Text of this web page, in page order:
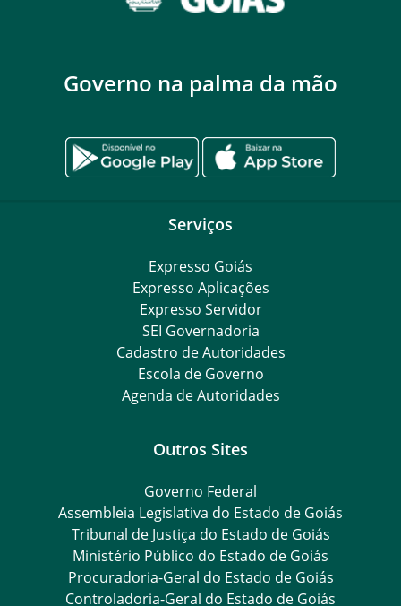
Governo na palma da mão
Serviços
Expresso Goiás
Expresso Aplicações
Expresso Servidor
SEI Governadoria
Cadastro de Autoridades
Escola de Governo
Agenda de Autoridades
Outros Sites
Governo Federal
Assembleia Legislativa do Estado de Goiás
Tribunal de Justiça do Estado de Goiás
Ministério Público do Estado de Goiás
Procuradoria-Geral do Estado de Goiás
Controladoria-Geral do Estado de Goiás